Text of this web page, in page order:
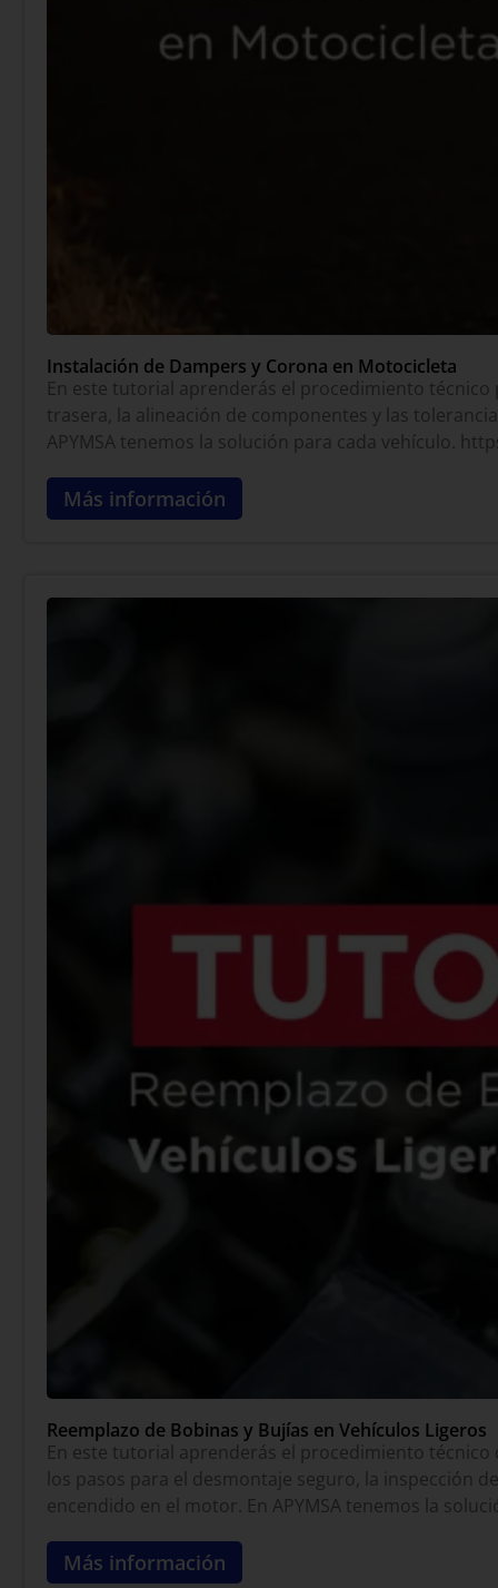
Instalación de Dampers y Corona en Motocicleta
En este tutorial aprenderás el procedimiento
trasera, la alineación de componentes y las
APYMSA tenemos la solución para cada vehículo.
Más información
Reemplazo de Bobinas y Bujías en Vehículos Ligeros
En este tutorial aprenderás el procedimiento
los pasos para el desmontaje seguro, la inspección
encendido en el motor. En APYMSA tenemos la
Más información